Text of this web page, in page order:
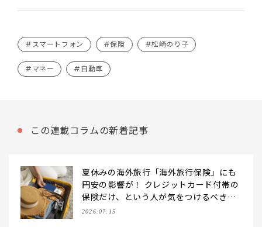
#スマートフォン #保険 #松崎のり子
#マネー #自動車
この連載コラムの新着記事
夏休みの海外旅行「海外旅行保険」にも
円安の影響が！ クレジットカード付帯の
保険だけ、という人が気をつけるべきこ
とは？
2026.07.15